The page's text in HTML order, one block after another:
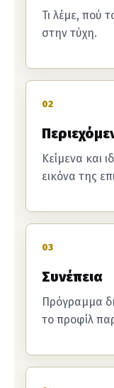
Τι λέμε, πού
στην τύχη.
02
Κείμενα και
εικόνα της
03
Συνέπεια
Πρόγραμμα
το προφίλ